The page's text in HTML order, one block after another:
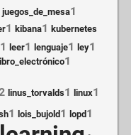
juegos_de_mesa1
1 kibana1 kubernetes
1 leer1 lenguaje1 ley1
libro_electrónico1
linus_torvalds1 linux1
1 lois_bujold 1 lopd 1